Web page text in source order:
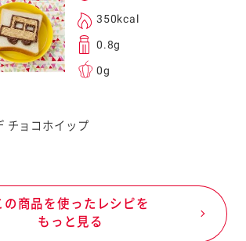
350kcal
0.8g
0g
チョコホイップ
の商品を使ったレシピを
もっと見る